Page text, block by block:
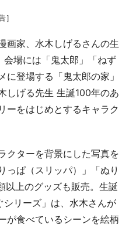
］
画家、水木しげるさんの生
場には「鬼太郎」「ねず
登場する「鬼太郎の家」
しげる先生 生誕100年のあ
ーをはじめとするキャラク
クターを背景にした写真を
っぱ（スリッパ）」「ぬり
以上のグッズも販売。生誕
リーズ」は、水木さんが
が食べているシーンを絵柄